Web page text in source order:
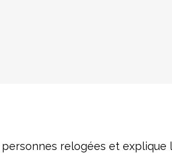
relogées et explique